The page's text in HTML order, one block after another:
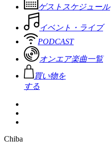
ゲストスケジュール
イベント・ライブ
PODCAST
オンエア楽曲一覧
買い物を
する
Chiba